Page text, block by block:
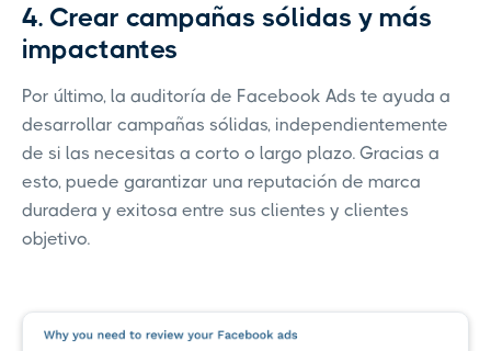
4. Crear campañas sólidas y más
impactantes
Por último, la auditoría de Facebook Ads te ayuda a
desarrollar campañas sólidas, independientemente
de si las necesitas a corto o largo plazo. Gracias a
esto, puede garantizar una reputación de marca
duradera y exitosa entre sus clientes y clientes
objetivo.